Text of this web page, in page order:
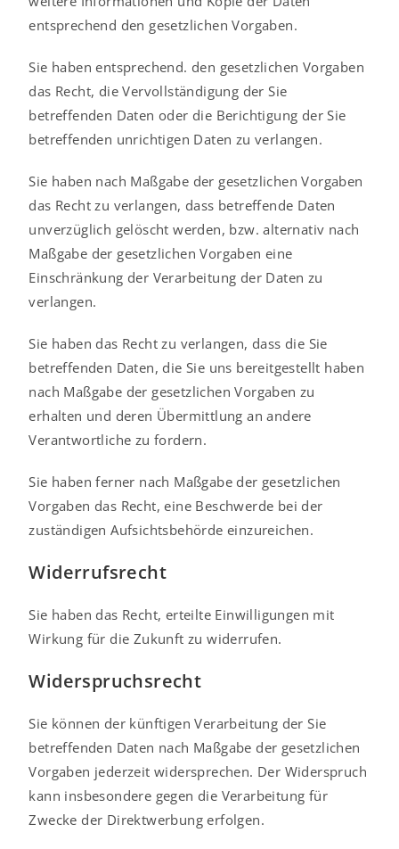
entsprechend den gesetzlichen Vorgaben.
Sie haben entsprechend. den gesetzlichen Vorgaben
das Recht, die Vervollständigung der Sie
betreffenden Daten oder die Berichtigung der Sie
betreffenden unrichtigen Daten zu verlangen.
Sie haben nach Maßgabe der gesetzlichen Vorgaben
das Recht zu verlangen, dass betreffende Daten
unverzüglich gelöscht werden, bzw. alternativ nach
Maßgabe der gesetzlichen Vorgaben eine
Einschränkung der Verarbeitung der Daten zu
verlangen.
Sie haben das Recht zu verlangen, dass die Sie
betreffenden Daten, die Sie uns bereitgestellt haben
nach Maßgabe der gesetzlichen Vorgaben zu
erhalten und deren Übermittlung an andere
Verantwortliche zu fordern.
Sie haben ferner nach Maßgabe der gesetzlichen
Vorgaben das Recht, eine Beschwerde bei der
zuständigen Aufsichtsbehörde einzureichen.
Widerrufsrecht
Sie haben das Recht, erteilte Einwilligungen mit
Wirkung für die Zukunft zu widerrufen.
Widerspruchsrecht
Sie können der künftigen Verarbeitung der Sie
betreffenden Daten nach Maßgabe der gesetzlichen
Vorgaben jederzeit widersprechen. Der Widerspruch
kann insbesondere gegen die Verarbeitung für
Zwecke der Direktwerbung erfolgen.